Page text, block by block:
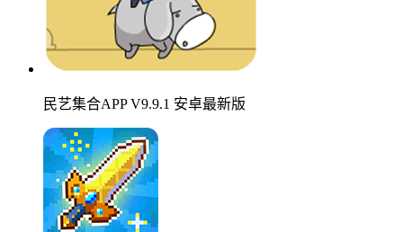
民艺集合APP V9.9.1 安卓最新版